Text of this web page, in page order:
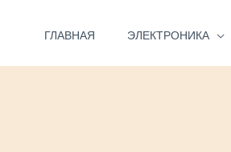
ГЛАВНАЯ ЭЛЕКТРОНИКА